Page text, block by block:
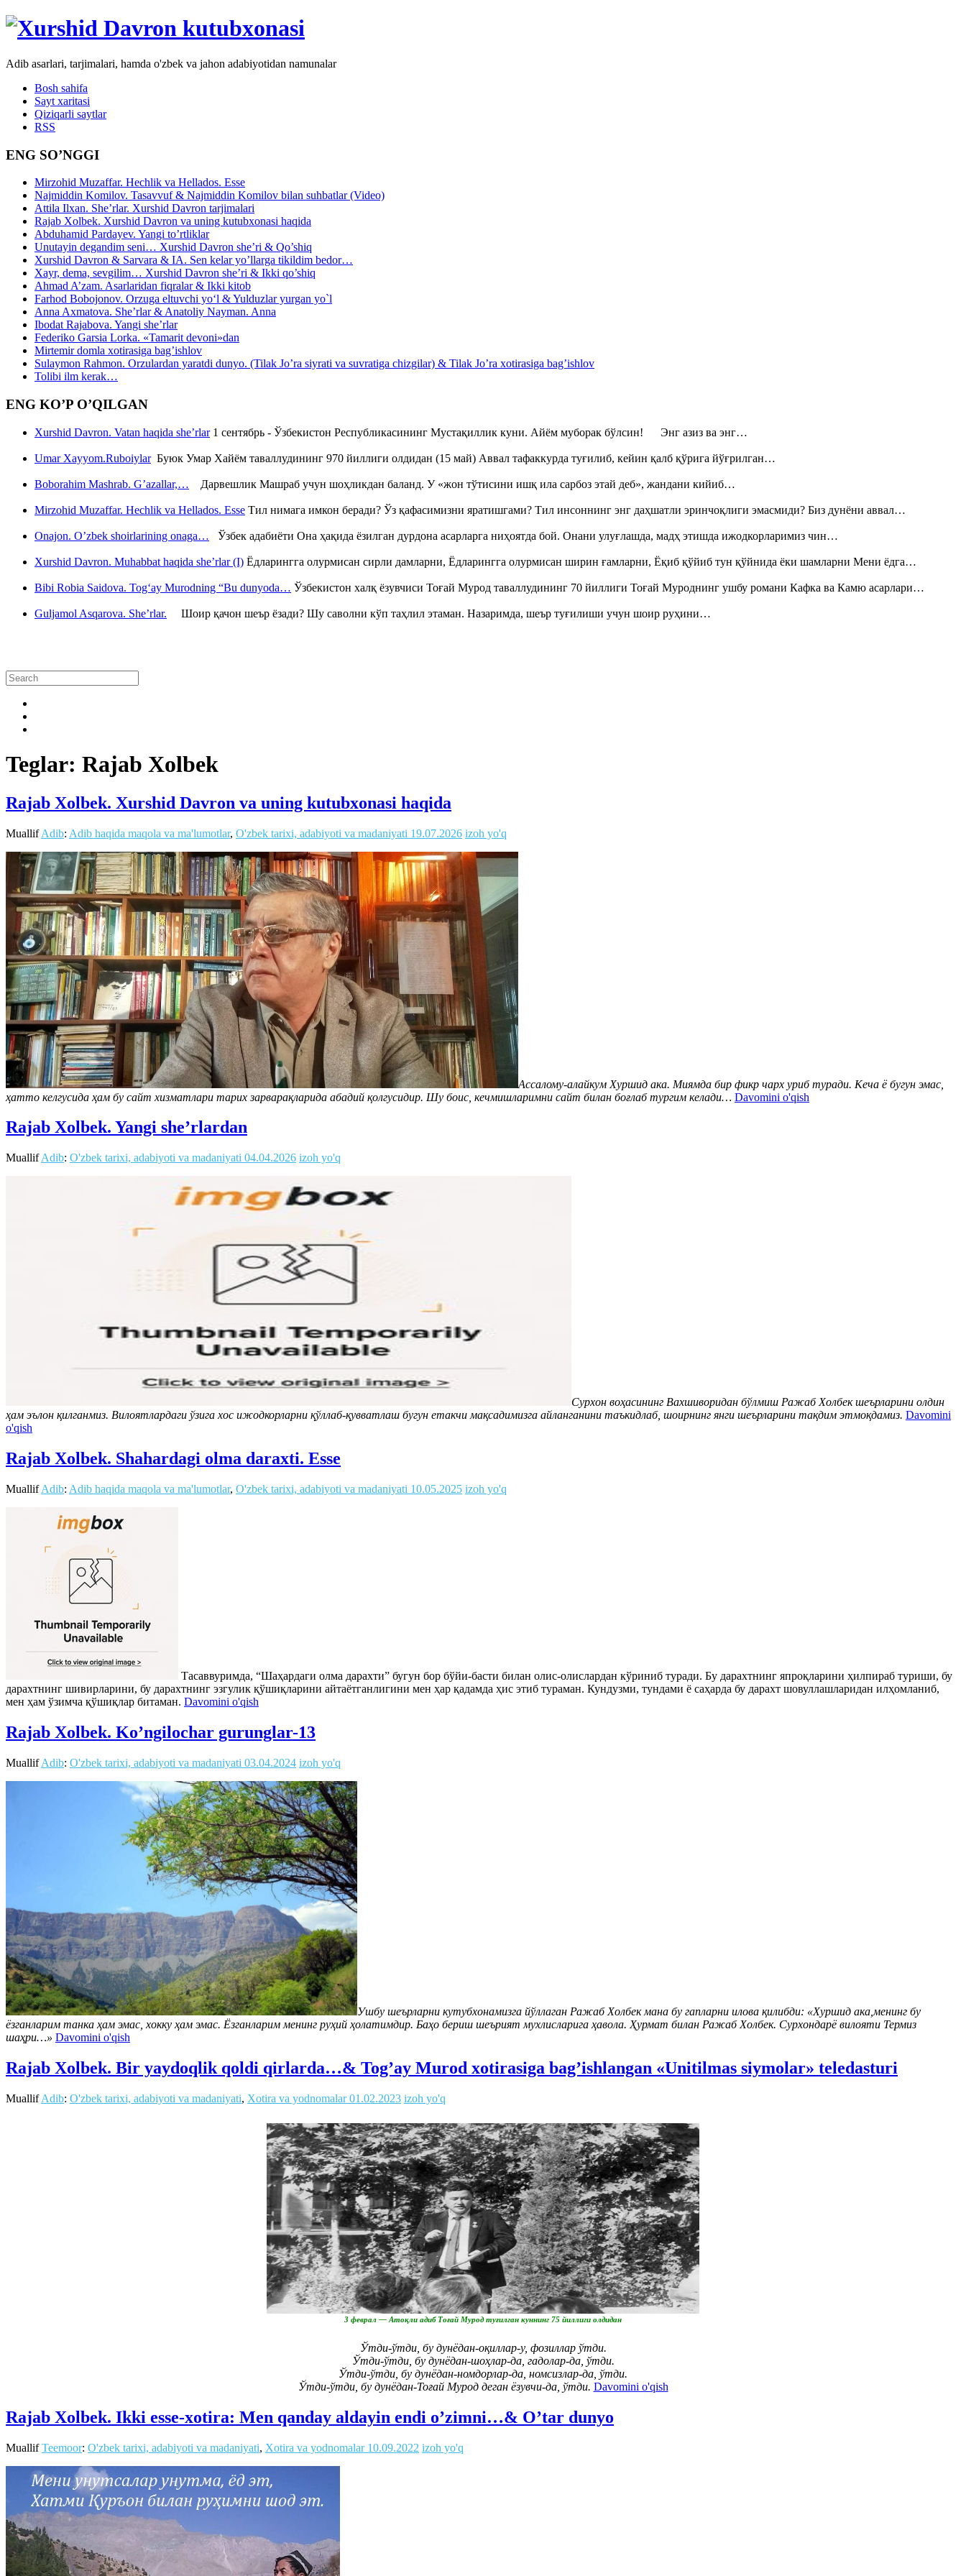
Adib asarlari, tarjimalari, hamda o'zbek va jahon adabiyotidan namunalar
Bosh sahifa
Sayt xaritasi
Qiziqarli saytlar
RSS
ENG SO’NGGI
Mirzohid Muzaffar. Hechlik va Hellados. Esse
Najmiddin Komilov. Tasavvuf & Najmiddin Komilov bilan suhbatlar (Video)
Attila Ilxan. She’rlar. Xurshid Davron tarjimalari
Rajab Xolbek. Xurshid Davron va uning kutubxonasi haqida
Abduhamid Pardayev. Yangi to’rtliklar
Unutayin degandim seni… Xurshid Davron she’ri & Qo’shiq
Xurshid Davron & Sarvara & IA. Sen kelar yo’llarga tikildim bedor…
Xayr, dema, sevgilim… Xurshid Davron she’ri & Ikki qo’shiq
Ahmad A’zam. Asarlaridan fiqralar & Ikki kitob
Farhod Bobojonov. Orzuga eltuvchi yo‘l & Yulduzlar yurgan yo`l
Anna Axmatova. She’rlar & Anatoliy Nayman. Anna
Ibodat Rajabova. Yangi she’rlar
Federiko Garsia Lorka. «Tamarit devoni»dan
Mirtemir domla xotirasiga bag’ishlov
Sulaymon Rahmon. Orzulardan yaratdi dunyo. (Tilak Jo’ra siyrati va suvratiga chizgilar) & Tilak Jo’ra xotirasiga bag’ishlov
Tolibi ilm kerak…
ENG KO’P O’QILGAN
Xurshid Davron. Vatan haqida she’rlar1 сентябрь - Ўзбекистон Республикасининг Мустақиллик куни. Айём муборак бўлсин! Энг азиз ва энг…
Umar Xayyom.RuboiylarБуюк Умар Хайём таваллудининг 970 йиллиги олдидан (15 май) Аввал тафаккурда туғилиб, кейин қалб қўрига йўғрилган…
Boborahim Mashrab. G’azallar,… Дарвешлик Машраб учун шоҳликдан баланд. У «жон тўтисини ишқ ила сарбоз этай деб», жандани кийиб…
Mirzohid Muzaffar. Hechlik va Hellados. Esse Тил нимага имкон беради? Ўз қафасимизни яратишгами? Тил инсоннинг энг даҳшатли эринчоқлиги эмасмиди? Биз дунёни аввал…
Onajon. O’zbek shoirlarining onaga… Ўзбек адабиёти Она ҳақида ёзилган дурдона асарларга ниҳоятда бой. Онани улуғлашда, мадҳ этишда ижодкорларимиз чин…
Xurshid Davron. Muhabbat haqida she’rlar (I) Ёдларингга олурмисан сирли дамларни, Ёдларингга олурмисан ширин ғамларни, Ёқиб қўйиб тун қўйнида ёки шамларни Мени ёдга…
Bibi Robia Saidova. Tog‘ay Murodning “Bu dunyoda… Ўзбекистон халқ ёзувчиси Тоғай Мурод таваллудининг 70 йиллиги Тоғай Муроднинг ушбу романи Кафка ва Камю асарлари…
Guljamol Asqarova. She’rlar. Шоир қачон шеър ёзади? Шу саволни кўп таҳлил этаман. Назаримда, шеър туғилиши учун шоир руҳини…
Teglar: Rajab Xolbek
Rajab Xolbek. Xurshid Davron va uning kutubxonasi haqida
MuallifAdib: Adib haqida maqola va ma'lumotlar, O'zbek tarixi, adabiyoti va madaniyati 19.07.2026 izoh yo'q
Ассалому-алайкум Хуршид ака. Миямда бир фикр чарх уриб туради. Кеча ё бугун эмас,
ҳатто келгусида ҳам бу сайт хизматлари тарих зарварақларида абадий қолгусидир. Шу боис, кечмишларимни сайт билан боғлаб тургим келади… Davomini o'qish
Rajab Xolbek. Yangi she’rlardan
MuallifAdib: O'zbek tarixi, adabiyoti va madaniyati 04.04.2026 izoh yo'q
Сурхон воҳасининг Вахшиворидан бўлмиш Ражаб Холбек шеърларини олдин
ҳам эълон қилганмиз. Вилоятлардаги ўзига хос ижодкорларни қўллаб-қувватлаш бугун етакчи мақсадимизга айланганини таъкидлаб, шоирнинг янги шеърларини тақдим этмоқдамиз. Davomini
o'qish
Rajab Xolbek. Shahardagi olma daraxti. Esse
MuallifAdib: Adib haqida maqola va ma'lumotlar, O'zbek tarixi, adabiyoti va madaniyati 10.05.2025 izoh yo'q
Тасаввуримда, “Шаҳардаги олма дарахти” бугун бор бўйи-басти билан олис-олислардан кўриниб туради. Бу дарахтнинг япроқларини ҳилпираб туриши, бу
дарахтнинг шивирларини, бу дарахтнинг эзгулик қўшиқларини айтаётганлигини мен ҳар қадамда ҳис этиб тураман. Кундузми, тундами ё саҳарда бу дарахт шовуллашларидан илҳомланиб,
мен ҳам ўзимча қўшиқлар битаман. Davomini o'qish
Rajab Xolbek. Ko’ngilochar gurunglar-13
MuallifAdib: O'zbek tarixi, adabiyoti va madaniyati 03.04.2024 izoh yo'q
Ушбу шеърларни кутубхонамизга йўллаган Ражаб Холбек мана бу гапларни илова қилибди: «Хуршид ака,менинг бу
ёзганларим танка ҳам эмас, хокку ҳам эмас. Ёзганларим менинг руҳий ҳолатимдир. Баҳо бериш шеърият мухлисларига ҳавола. Ҳурмат билан Ражаб Холбек. Сурхондарё вилояти Термиз
шаҳри…» Davomini o'qish
Rajab Xolbek. Bir yaydoqlik qoldi qirlarda…& Tog’ay Murod xotirasiga bag’ishlangan «Unitilmas siymolar» teledasturi
MuallifAdib: O'zbek tarixi, adabiyoti va madaniyati, Xotira va yodnomalar 01.02.2023 izoh yo'q
3 феврал — Атоқли адиб Тоғай Мурод туғилган куннинг 75 йиллиги олдидан
Ўтди-ўтди, бу дунёдан-оқиллар-у, фозиллар ўтди.
Ўтди-ўтди, бу дунёдан-шоҳлар-да, гадолар-да, ўтди.
Ўтди-ўтди, бу дунёдан-номдорлар-да, номсизлар-да, ўтди.
Ўтди-ўтди, бу дунёдан-Тоғай Мурод деган ёзувчи-да, ўтди. Davomini o'qish
Rajab Xolbek. Ikki esse-xotira: Men qanday aldayin endi o’zimni…& O’tar dunyo
MuallifTeemoor: O'zbek tarixi, adabiyoti va madaniyati, Xotira va yodnomalar 10.09.2022 izoh yo'q